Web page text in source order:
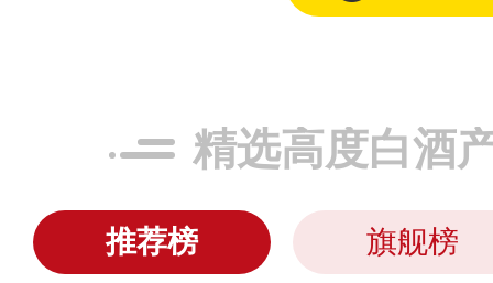
精选高度白酒
推荐榜 旗舰榜